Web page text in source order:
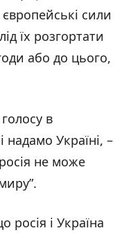
сили
їх розгортати
або до цього,
в
надамо Україні, –
не може
і Україна